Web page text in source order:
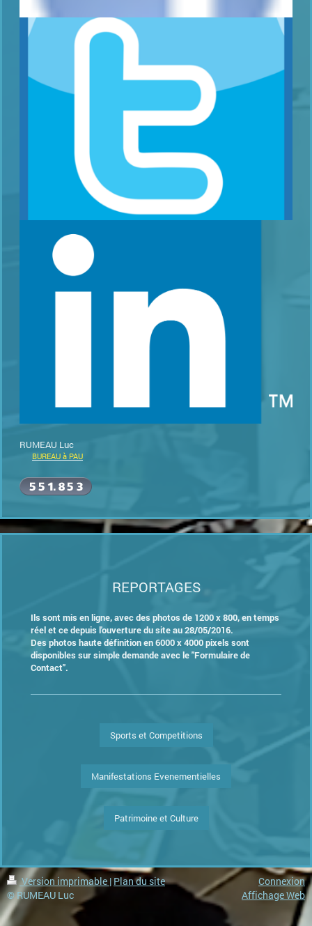
RUMEAU Luc
BUREAU à PAU
REPORTAGES
Ils sont mis en ligne, avec des photos de 1200 x 800, en temps
réel et ce depuis l'ouverture du site au 28/05/2016.
Des photos haute définition en 6000 x 4000 pixels sont
disponibles sur simple demande avec le "Formulaire de
Contact".
Sports et Competitions
Manifestations Evenementielles
Patrimoine et Culture
Version imprimable | Plan du site
© RUMEAU Luc
Connexion
Affichage Web